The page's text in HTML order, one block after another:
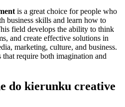
is a great choice for people who
business skills and learn how to
field develops the ability to think
and create effective solutions in
marketing, culture, and business.
that require both imagination and
do kierunku creative